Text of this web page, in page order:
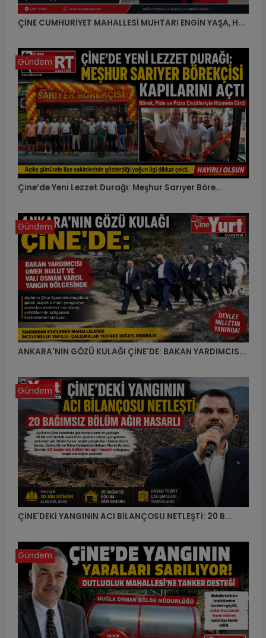
ÇİNE CUMHURİYET MAHALLESİ MUHTARI ENGİN YAŞA, H...
Çine’de Yeni Lezzet Durağı: Meşhur Sarıyer Böre...
Gündem
ANKARA'NIN GÖZÜ KULAĞI ÇİNE'DE: BAKAN YARDIMCIS...
Gündem
ÇİNE'DEKİ YANGININ ACI BİLANÇOSU NETLEŞTİ: 20 B...
Gündem
Gündem